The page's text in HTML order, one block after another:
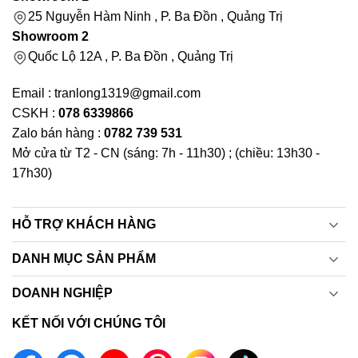
Công nghệ dẫn nước thông minh Flexomix:
Flexomix là hệ thống ống dẫn nước cho phép máy
nhiều hơn 10% so với các máy nước nóng thông
thường nhưng vẫn đảm bảo tiết kiệm điện năng
tiêu thụ, không còn lo hết nước nóng hay nước
chảy chậm khi đang tắm nữa.
25 Nguyễn Hàm Ninh , P. Ba Đồn , Quảng Trị
Showroom 2
Quốc Lộ 12A , P. Ba Đồn , Quảng Trị
Email : tranlong1319@gmail.com
CSKH : 078 6339866
Zalo bán hàng : 0782 739 531
Mở cửa từ T2 - CN (sáng: 7h - 11h30) ; (chiều: 13h30 -
17h30)
HỖ TRỢ KHÁCH HÀNG
DANH MỤC SẢN PHẨM
DOANH NGHIỆP
KẾT NỐI VỚI CHÚNG TÔI